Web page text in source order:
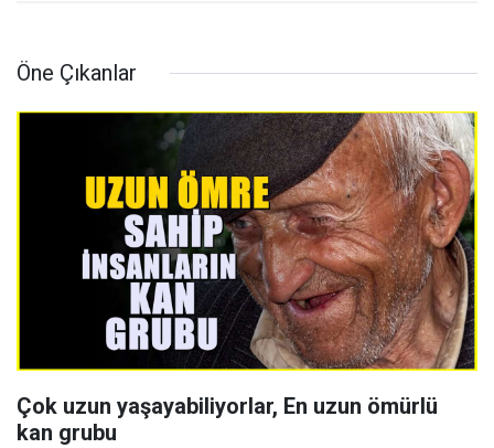
Öne Çıkanlar
Çok uzun yaşayabiliyorlar, En uzun ömürlü
kan grubu